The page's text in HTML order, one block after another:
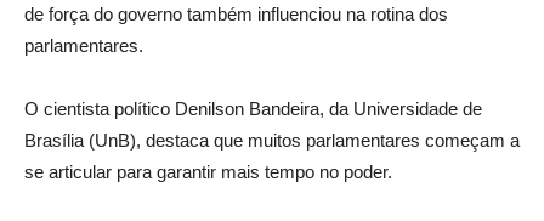
de força do governo também influenciou na rotina dos
parlamentares.
O cientista político Denilson Bandeira, da Universidade de
Brasília (UnB), destaca que muitos parlamentares começam a
se articular para garantir mais tempo no poder.